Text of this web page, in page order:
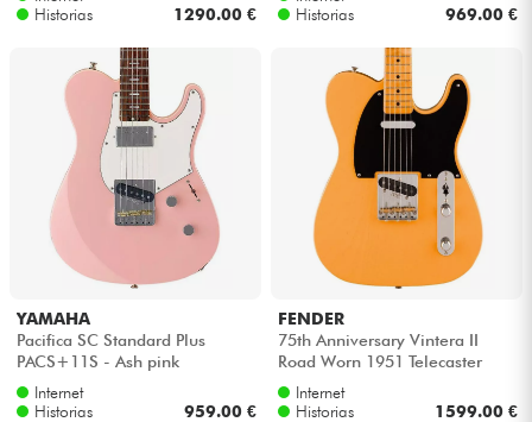
Historias
1290.00 €
Historias
969.00 €
YAMAHA
Pacifica SC Standard Plus
PACS+11S - Ash pink
Internet
Historias
959.00 €
FENDER
75th Anniversary Vintera II
Road Worn 1951 Telecaster
(MEX, MN) - Butterscotch
blonde
Internet
Historias
1599.00 €